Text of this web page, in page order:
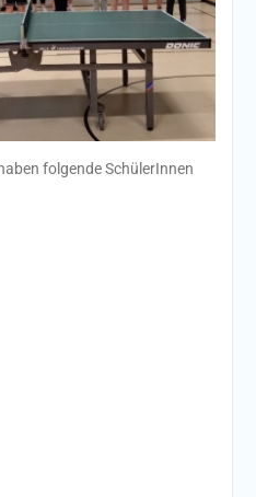
folgende SchülerInnen